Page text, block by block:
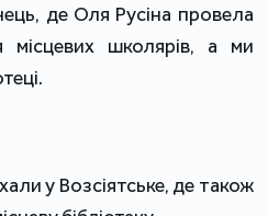
де Оля Русіна провела
місцевих школярів, а ми
у Возсіятське, де також